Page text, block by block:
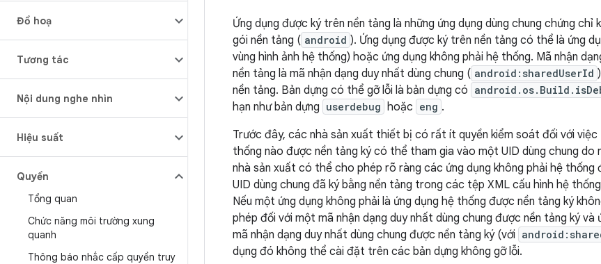
Đồ hoạ
Tương tác
Nội dung nghe nhìn
Hiệu suất
Quyền
Tổng quan
Chức năng môi trường xung
quanh
Thông báo nhắc cấp quyền truy
Ứng dụng được ký trên nền tảng là những ứng dụng dùng chung chứng
gói nền tảng ( android ). Ứng dụng được ký trên nền tảng có thể là ứng
vùng hình ảnh hệ thống) hoặc ứng dụng không phải hệ thống. Mã nhận
nền tảng là mã nhận dạng duy nhất dùng chung ( android:sharedUserId
nền tảng. Bản dựng có thể gỡ lỗi là bản dựng có
hạn như bản dựng userdebug hoặc eng .
Trước đây, các nhà sản xuất thiết bị có rất ít quyền kiểm soát đối với việc
thống nào được nền tảng ký có thể tham gia vào một UID dùng chung do
nhà sản xuất có thể cho phép rõ ràng các ứng dụng không phải hệ thống
UID dùng chung đã ký bằng nền tảng trong các tệp XML cấu hình hệ
Nếu một ứng dụng không phải là ứng dụng hệ thống được nền tảng ký
phép đối với một mã nhận dạng duy nhất dùng chung được nền tảng ký
mã nhận dạng duy nhất dùng chung được nền tảng ký (với
dụng đó không thể cài đặt trên các bản dựng không gỡ lỗi.